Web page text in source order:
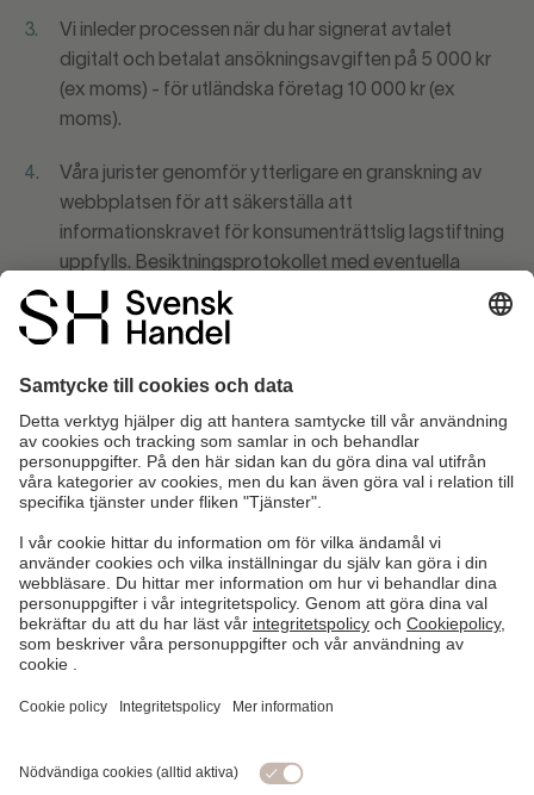
3.
Vi inleder processen när du har signerat avtalet
digitalt och betalat ansökningsavgiften på 5 000 kr
(ex moms) - för utländska företag 10 000 kr (ex
moms).
4.
Våra jurister genomför ytterligare en granskning av
webbplatsen för att säkerställa att
informationskravet för konsumenträttslig lagstiftning
uppfylls. Besiktningsprotokollet med eventuella
ändringar som krävs, skickas ut till dig. Vi kontrollerar
sedan att eventuella anmärkningar är åtgärdade.
5.
Certifikatet aktiveras och instruktioner om installation
6.
Faktura för årsavgiften på 6 500 kr (ex moms)
skickas ut till dig.
7. Beräknad handläggningstid 2-4 veckor